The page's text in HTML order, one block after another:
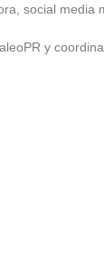
social media
y